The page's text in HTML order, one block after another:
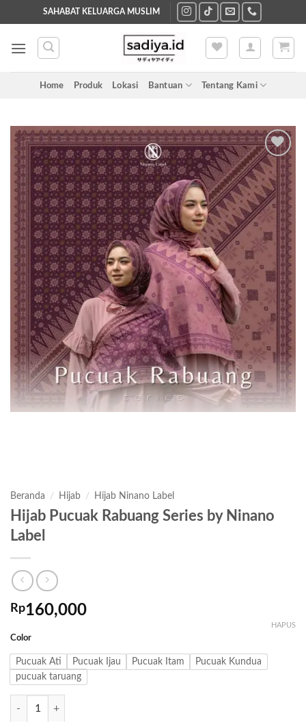
to
content
SAHABAT KELUARGA MUSLIM
Home Produk Lokasi Bantuan Tentang Kami
Add to
wishlist
Beranda / Hijab / Hijab Ninano Label
Hijab Pucuak Rabuang Series by Ninano
Label
Rp160,000
Color
Pucuak Ati Pucuak Ijau Pucuak Itam
Pucuak Kundua
pucuak taruang
HAPUS
Kuantitas Hijab Pucuak Rabuang Series by Ninano Label